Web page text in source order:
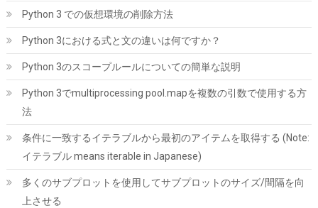
Samsung 990 PRO 1TB PCIe Gen 4.0 x4 (最大転送速度 7,450MB/
秒) NVMe M.2 (2280) 内蔵 SSD MZ-V9P1T0B-IT/EC 国内正規保
証品
(547766) GBP 168.26 (2026-08-10 04:05 GMT +09:00 時点 -
こちら)
Python 3 での仮想環境の削除方法
Python 3における式と文の違いは何ですか？
Python 3のスコープルールについての簡単な説明
Python 3でmultiprocessing pool.mapを複数の引数で使用する方
法
条件に一致するイテラブルから最初のアイテムを取得する (Note:
イテラブル means iterable in Japanese)
多くのサブプロットを使用してサブプロットのサイズ/間隔を向
上させる